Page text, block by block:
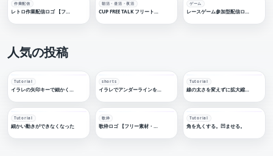
作業配信 朝活・昼活・夜活 ゲーム
人気の投稿
Tutorial shorts Tutorial
Tutorial
細かい動きができなくなった
歌枠 Tutorial
角を丸くする。凹ませる。